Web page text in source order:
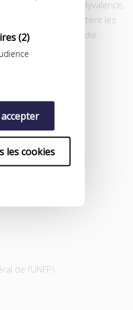
(2)
les cookies
elle parie sur sa polyvalence,
juriste…) lui apportent les
qu’elle étudie.
de l’UNFP)
de l’UNFP)